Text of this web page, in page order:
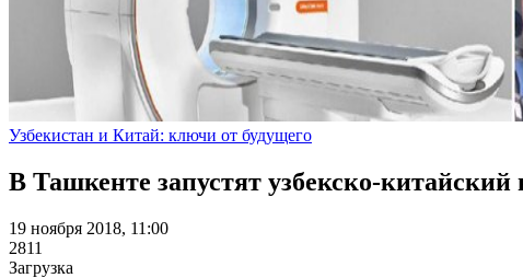
Узбекистан и Китай: ключи от будущего
В Ташкенте запустят узбекско-
19 ноября 2018, 11:00
2811
Загрузка